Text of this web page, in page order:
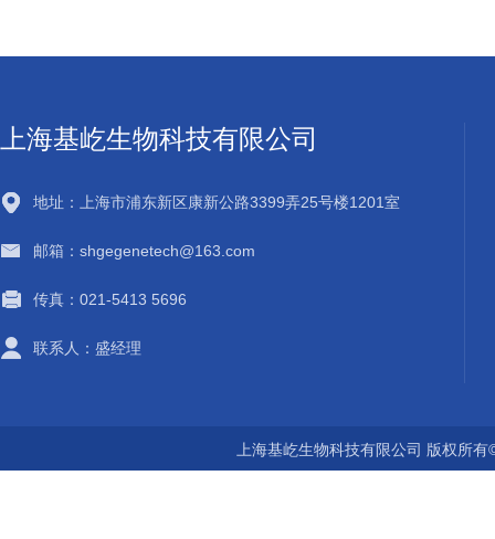
上海基屹生物科技有限公司
地址：上海市浦东新区康新公路3399弄25号楼1201室
邮箱：shgegenetech@163.com
传真：021-5413 5696
联系人：盛经理
上海基屹生物科技有限公司 版权所